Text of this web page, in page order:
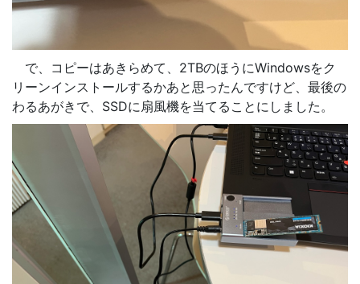
で、コピーはあきらめて、2TBのほうにWindowsをク
リーンインストールするかあと思ったんですけど、最後の
わるあがきで、SSDに扇風機を当てることにしました。